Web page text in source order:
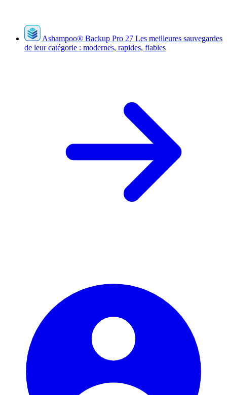
Ashampoo® Backup Pro 27 Les meilleures sauvegardes
de leur catégorie : modernes, rapides, fiables